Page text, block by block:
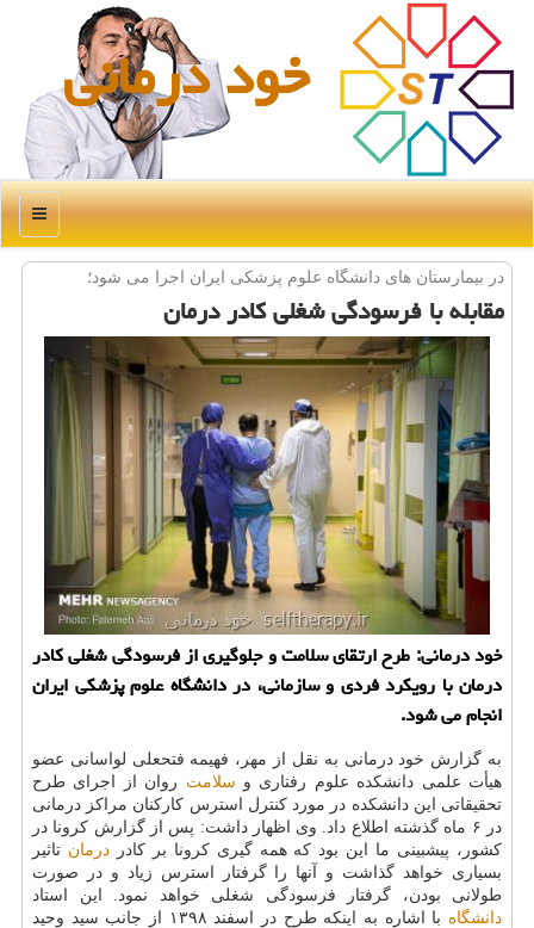
خود درمانی
منو
در بیمارستان های دانشگاه علوم پزشكی ایران اجرا می شود؛
مقابله با فرسودگی شغلی كادر درمان
خود درمانی: طرح ارتقای سلامت و جلوگیری از فرسودگی شغلی كادر
درمان با رویكرد فردی و سازمانی، در دانشگاه علوم پزشكی ایران
انجام می شود.
به گزارش خود درمانی به نقل از مهر، فهیمه فتحعلی لواسانی عضو
هیأت علمی دانشکده علوم رفتاری و سلامت روان از اجرای طرح
تحقیقاتی این دانشکده در مورد کنترل استرس کارکنان مراکز درمانی
در ۶ ماه گذشته اطلاع داد. وی اظهار داشت: پس از گزارش کرونا در
کشور، پیشبینی ما این بود که همه گیری کرونا بر کادردرمان تاثیر
بسیاری خواهد گذاشت و آنها را گرفتار استرس زیاد و در صورت
طولانی بودن، گرفتار فرسودگی شغلی خواهد نمود. این استاد
دانشگاه
با اشاره به اینکه طرح در اسفند ۱۳۹۸ از جانب سید وحید